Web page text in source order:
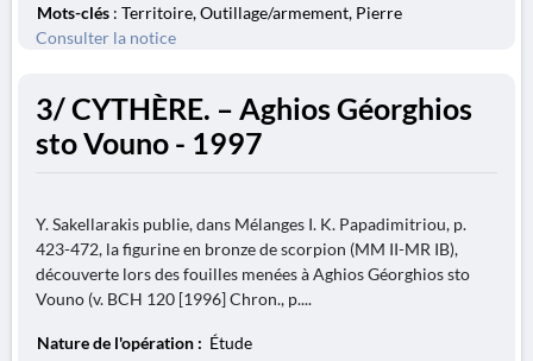
Mots-clés : Territoire, Outillage/armement, Pierre
Consulter la notice
3/ CYTHÈRE. – Aghios Géorghios
sto Vouno - 1997
Y. Sakellarakis publie, dans Mélanges I. K. Papadimitriou, p.
423-472, la figurine en bronze de scorpion (MM II-MR IB),
découverte lors des fouilles menées à Aghios Géorghios sto
Vouno (v. BCH 120 [1996] Chron., p....
Nature de l'opération : Étude